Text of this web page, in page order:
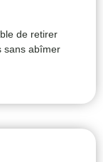
de retirer
sans abîmer